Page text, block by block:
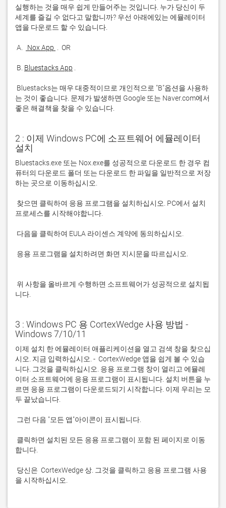
실행하는 것을 매우 쉽게 만들어주는 것입니다. 누가 당신이 두
세계를 즐길 수 없다고 말합니까? 우선 아래에있는 에뮬레이터
A. Nox App
B. Bluestacks App
는 것이 좋습니다. 문제가 발생하면 Google 또는 Naver.com에서
좋은 해결책을 찾을 수 있습니다.
2 : 이제 Windows PC에 소프트웨어 에뮬레이터
설치
Bluestacks.exe 또는 Nox.exe를 성공적으로 다운로드 한 경우 컴
퓨터의 다운로드 폴더 또는 다운로드 한 파일을 일반적으로 저장
니다.
3 : Windows PC 용 CortexWedge 사용 방법 -
Windows 7/10/11
이제 설치 한 에뮬레이터 애플리케이션을 열고 검색 창을 찾으십
시오. 지금 입력하십시오. -  CortexWedge 앱을 쉽게 볼 수 있습
니다. 그것을 클릭하십시오. 응용 프로그램 창이 열리고 에뮬레
이터 소프트웨어에 응용 프로그램이 표시됩니다. 설치 버튼을 누
르면 응용 프로그램이 다운로드되기 시작합니다. 이제 우리는 모
을 시작하십시오.